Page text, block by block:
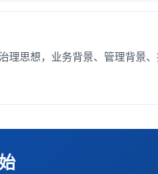
理思想，业务背景、管理背景